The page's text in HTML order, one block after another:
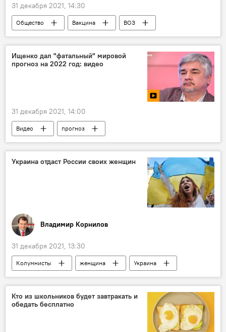
31 декабря 2021, 14:30
Общество Вакцина
ВОЗ
Коронавирус COVID-19
Ищенко дал "фатальный" мировой
прогноз на 2022 год: видео
31 декабря 2021, 14:00
Видео прогноз
Украина отдаст России своих женщин
Владимир Корнилов
31 декабря 2021, 13:30
Колумнисты женщина
Украина
информационная безопасность
президент
Кто из школьников будет завтракать и
обедать бесплатно